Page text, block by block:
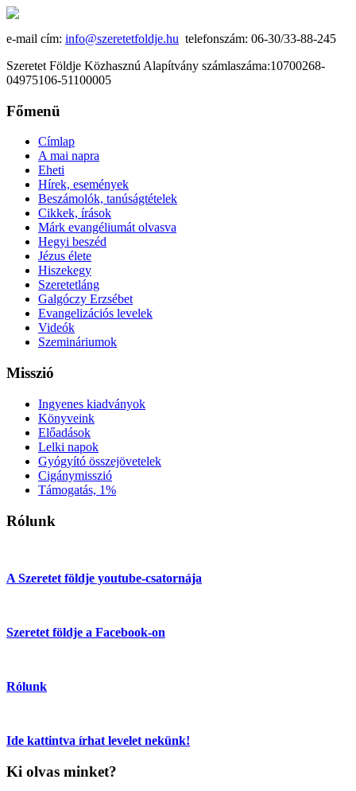
e-mail cím: info@szeretetfoldje.hu telefonszám: 06-30/33-88-245
Szeretet Földje Közhasznú Alapítvány számlaszáma:10700268-
04975106-51100005
Főmenü
Címlap
A mai napra
Eheti
Hírek, események
Beszámolók, tanúságtételek
Cikkek, írások
Márk evangéliumát olvasva
Hegyi beszéd
Jézus élete
Hiszekegy
Szeretetláng
Galgóczy Erzsébet
Evangelizációs levelek
Videók
Szemináriumok
Misszió
Ingyenes kiadványok
Könyveink
Előadások
Lelki napok
Gyógyító összejövetelek
Cigánymisszió
Támogatás, 1%
Rólunk
A Szeretet földje youtube-csatornája
Szeretet földje a Facebook-on
Rólunk
Ide kattintva írhat levelet nekünk!
Ki olvas minket?